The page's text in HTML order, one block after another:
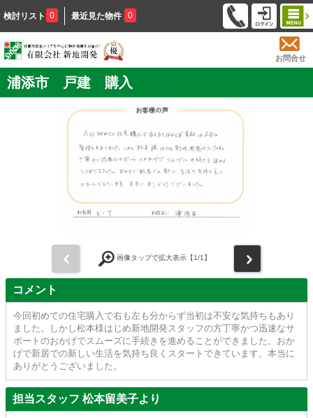
検討リスト 0 最近見た物件 0
お問合せ
浦添市 戸建 購入
画像タップで拡大表示【1/1】
コメント
今回初めての住宅購入で右も左も分からず当初は不安な気持ちもあり
ました。しかし松本様はじめ新地開発スタッフの方丁寧かつ迅速なサ
ポートのおかげでスムーズに手続きを進めることができました。おか
げで新居での新しい生活を気持ち良くスタートできています。本当に
ありがとうございました。
担当スタッフ 松本留美子より